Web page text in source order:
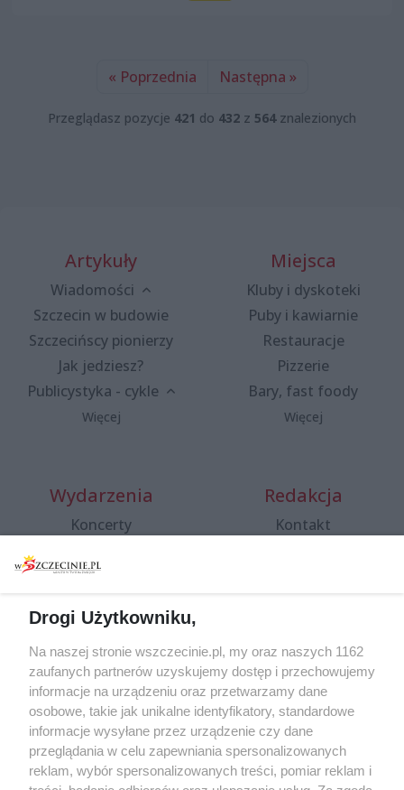
« Poprzednia Następna »
Przeglądasz pozycje 421 do 432 z 564znalezionych
Artykuły
Wiadomości
Szczecin w budowie
Szczecińscy pionierzy
Jak jedziesz?
Publicystyka - cykle
Więcej
Miejsca
Kluby i dyskoteki
Puby i kawiarnie
Restauracje
Pizzerie
Bary, fast foody
Więcej
Wydarzenia
Koncerty
Spacery i oprowadzania
targi
Wernisaże
Więcej
Redakcja
Kontakt
Specjalny koncert z okazji
20. urodzin portalu
wSzczecinie.pl
Regulamin konkursów
śniadaniówka "Hej
Szczecin! Jest piątek!"
Drogi Użytkowniku,
Na naszej stronie wszczecinie.pl, my oraz naszych 1162
zaufanych partnerów uzyskujemy dostęp i przechowujemy
informacje na urządzeniu oraz przetwarzamy dane
osobowe, takie jak unikalne identyfikatory, standardowe
informacje wysyłane przez urządzenie czy dane
przeglądania w celu zapewniania spersonalizowanych
reklam, wybór spersonalizowanych treści, pomiar reklam i